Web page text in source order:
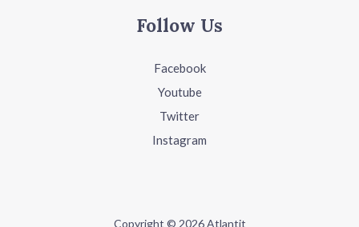
Follow Us
Facebook
Youtube
Twitter
Instagram
Copyright © 2026 Atlantit